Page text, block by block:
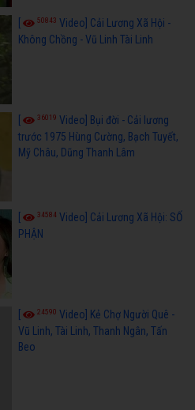
50843 Video] Cải Lương Xã Hội -
Không Chồng - Vũ Linh Tài Linh
36019 Video] Bụi đời - Cải lương
trước 1975 Hùng Cường, Bạch Tuyết,
Mỹ Châu, Dũng Thanh Lâm
34584 Video] Cải Lương Xã Hội: SỐ
PHẬN
24590 Video] Kẻ Chợ Người Quê -
Vũ Linh, Tài Linh, Thanh Ngân, Tấn
Beo